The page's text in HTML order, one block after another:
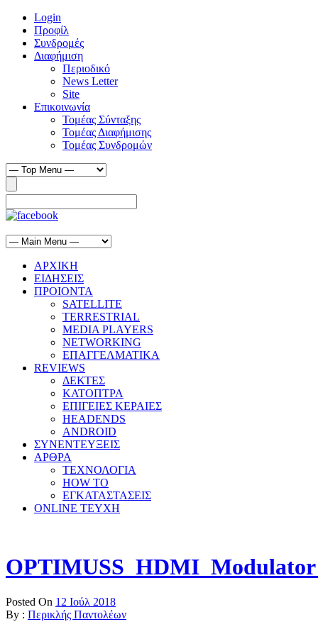
Login
Προφίλ
Συνδρομές
Διαφήμιση
Περιοδικό
News Letter
Site
Επικοινωνία
Τομέας Σύνταξης
Τομέας Διαφήμισης
Τομέας Συνδρομών
ΑΡΧΙΚΗ
ΕΙΔΗΣΕΙΣ
ΠΡΟΙΟΝΤΑ
SATELLITE
TERRESTRIAL
MEDIA PLAYERS
NETWORKING
ΕΠΑΓΓΕΛΜΑΤΙΚΑ
REVIEWS
ΔΕΚΤΕΣ
ΚΑΤΟΠΤΡΑ
ΕΠΙΓΕΙΕΣ ΚΕΡΑΙΕΣ
HEADENDS
ANDROID
ΣΥΝΕΝΤΕΥΞΕΙΣ
ΑΡΘΡΑ
ΤΕΧΝΟΛΟΓΙΑ
HOW TO
ΕΓΚΑΤΑΣΤΑΣΕΙΣ
ONLINE TEYXH
Posted On 12 Ιούλ 2018
By : Περικλής Παντολέων